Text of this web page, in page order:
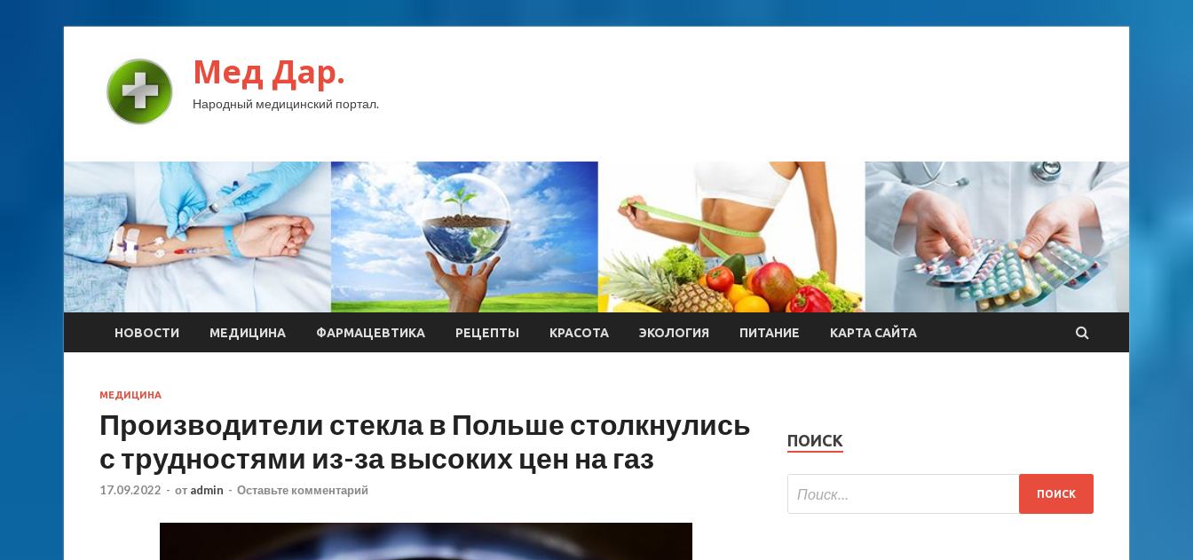
Мед Дар.
Народный медицинский портал.
НОВОСТИ МЕДИЦИНА ФАРМАЦЕВТИКА РЕЦЕПТЫ КРАСОТА ЭКОЛОГИЯ ПИТАНИЕ КАРТА САЙТА
МЕДИЦИНА
Производители стекла в Польше столкнулись
с трудностями из-за высоких цен на газ
17.09.2022 - от admin - Оставьте комментарий
ПОИСК